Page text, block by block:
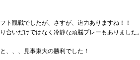
ト観戦でしたが、さすが、迫力ありますね！！
合いだけではなく冷静な頭脳プレーもありました。
、、、見事東大の勝利でした！